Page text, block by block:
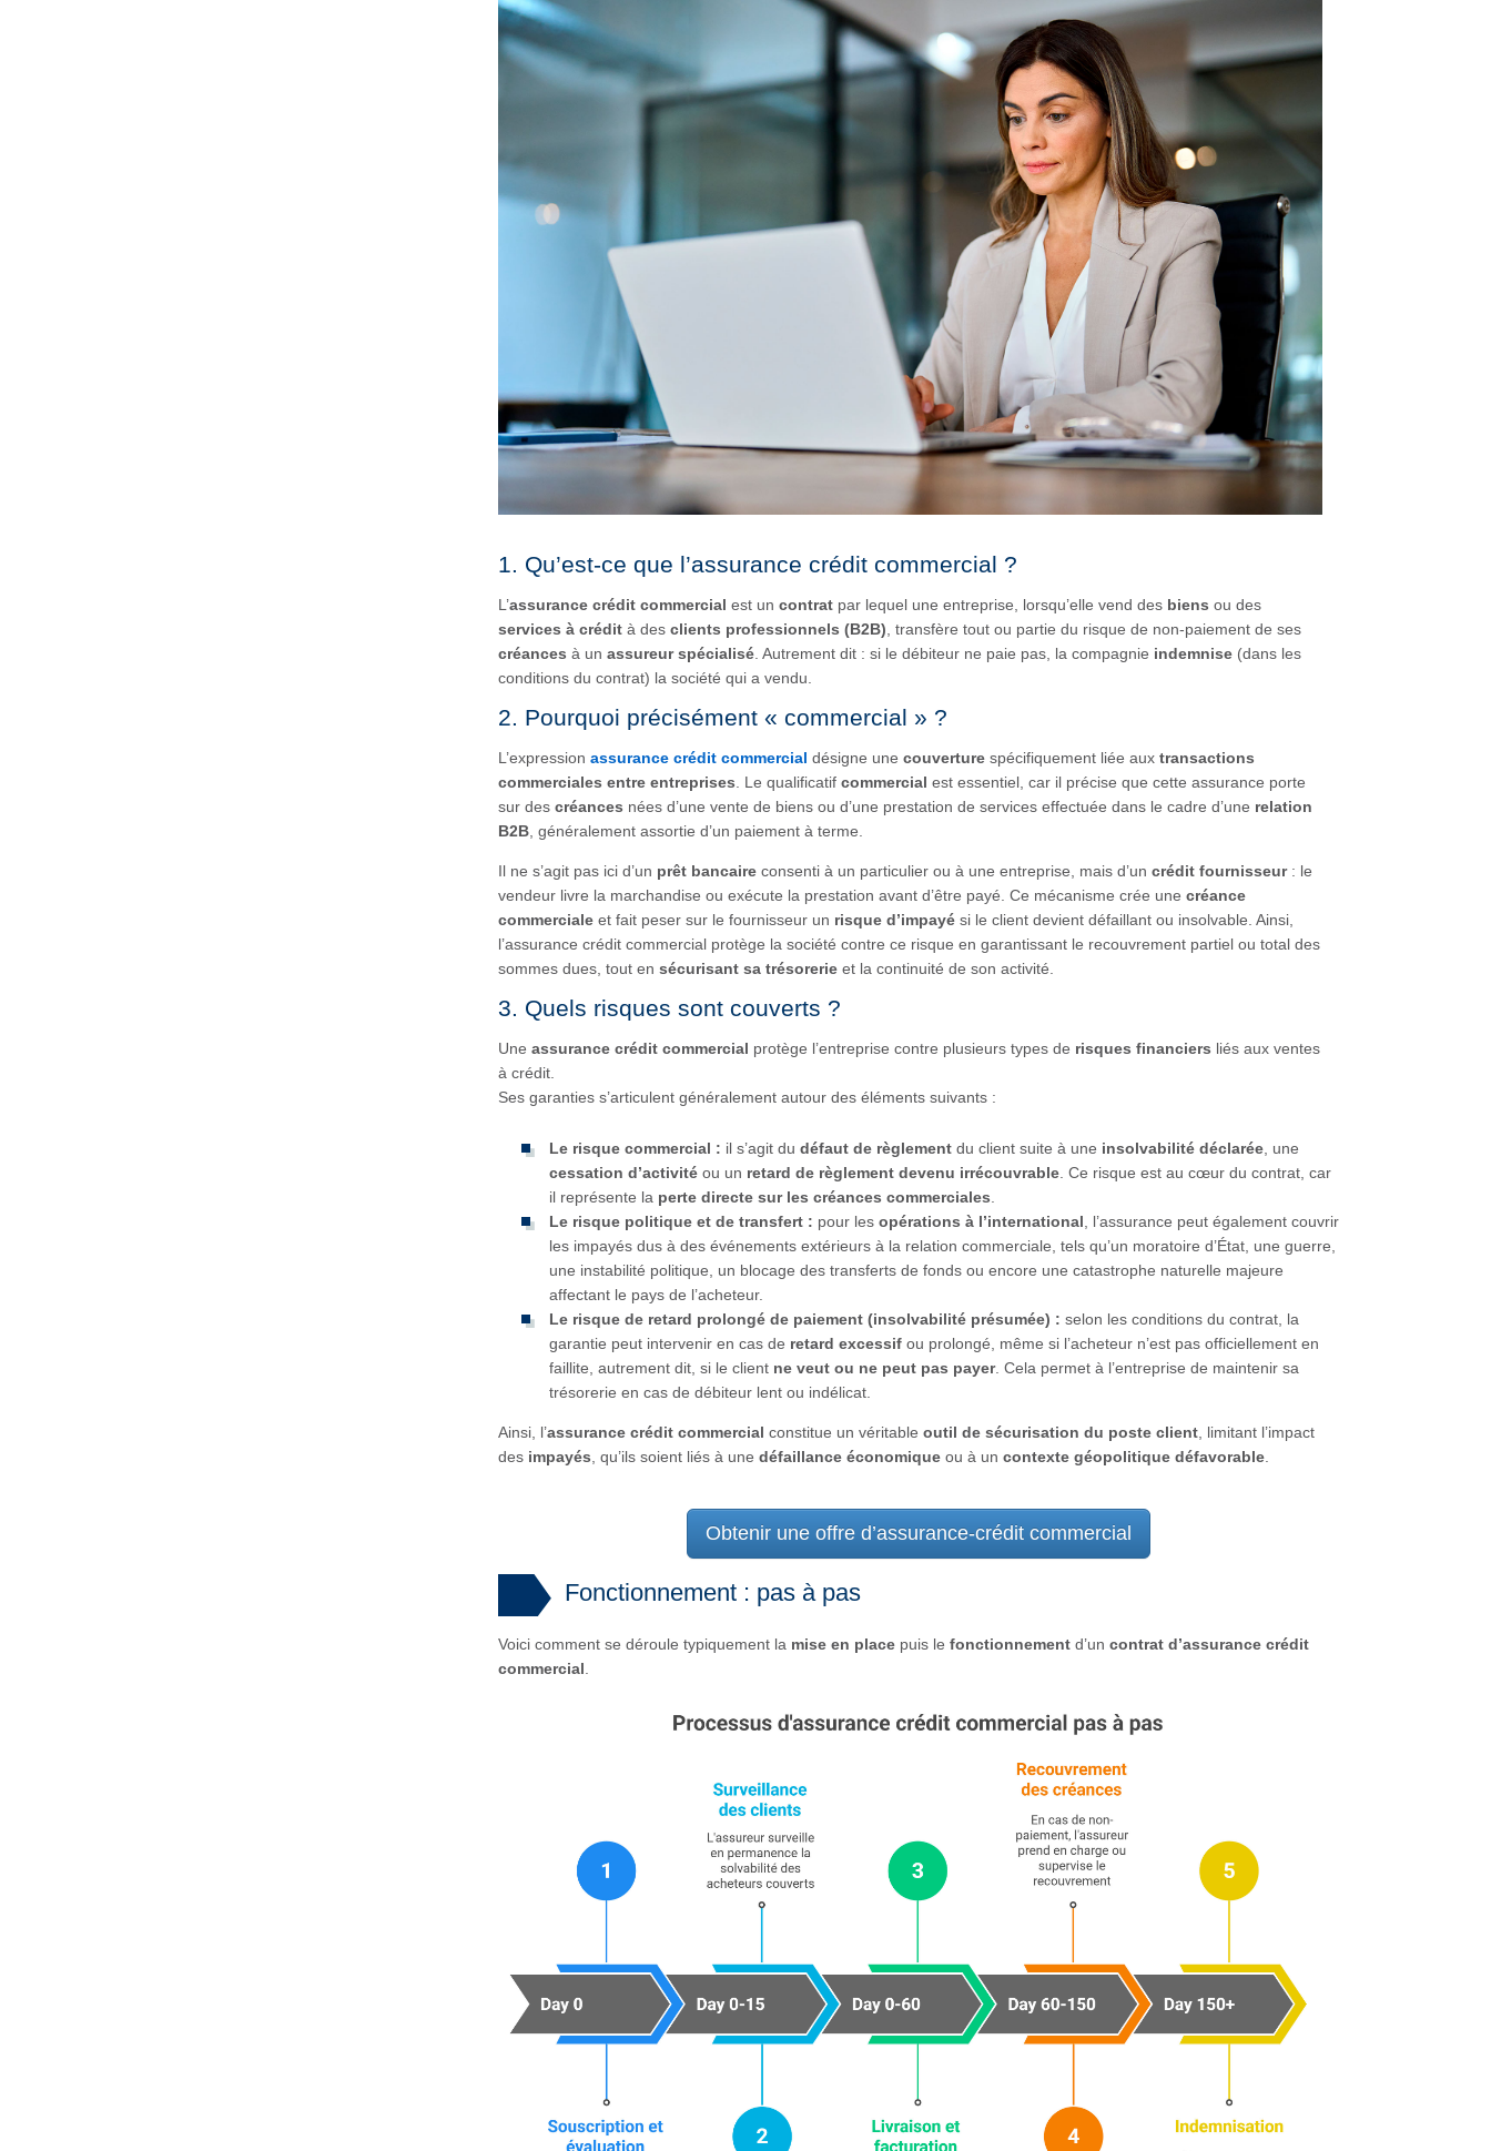
1. Qu’est-ce que l’assurance crédit commercial ?
L’assurance crédit commercial est un contratpar lequel une entreprise, lorsqu’elle vend des biens ou des
services à crédità des clients professionnels (B2B), transfère tout ou partie du risque de non-paiement de ses
créances à un assureur spécialisé. Autrement dit : si le débiteur ne paie pas, la compagnie indemnise(dans les
conditions du contrat) la société qui a vendu.
2. Pourquoi précisément « commercial » ?
L’expression assurance crédit commercial désigne une couverturespécifiquement liée aux transactions
commerciales entre entreprises. Le qualificatif commercial est essentiel, car il précise que cette assurance porte
sur des créances nées d’une vente de biens ou d’une prestation de services effectuée dans le cadre d’une relation
B2B, généralement assortie d’un paiement à terme.
Il ne s’agit pas ici d’un prêt bancaireconsenti à un particulier ou à une entreprise, mais d’un crédit fournisseur: le
vendeur livre la marchandise ou exécute la prestation avant d’être payé. Ce mécanisme crée une créance
commercialeet fait peser sur le fournisseur un risque d’impayési le client devient défaillant ou insolvable. Ainsi,
l’assurance crédit commercial protège la société contre ce risque en garantissant le recouvrement partiel ou total des
sommes dues, tout en sécurisant sa trésorerieet la continuité de son activité.
3. Quels risques sont couverts ?
Une assurance crédit commercial protège l’entreprise contre plusieurs types de risques financiers liés aux ventes
à crédit.
Ses garanties s’articulent généralement autour des éléments suivants :
Le risque commercial : il s’agit du défaut de règlementdu client suite à une insolvabilité déclarée, une
cessation d’activitéou un retard de règlement devenu irrécouvrable. Ce risque est au cœur du contrat, car
il représente la perte directe sur les créances commerciales.
Le risque politique et de transfert : pour les opérations à l’international, l’assurance peut également couvrir
les impayés dus à des événements extérieurs à la relation commerciale, tels qu’un moratoire d’État, une guerre,
une instabilité politique, un blocage des transferts de fonds ou encore une catastrophe naturelle majeure
affectant le pays de l’acheteur.
Le risque de retard prolongé de paiement (insolvabilité présumée) : selon les conditions du contrat, la
garantie peut intervenir en cas de retard excessifou prolongé, même si l’acheteur n’est pas officiellement en
faillite, autrement dit, si le client ne veut ou ne peut pas payer. Cela permet à l’entreprise de maintenir sa
trésorerie en cas de débiteur lent ou indélicat.
Ainsi, l’assurance crédit commercial constitue un véritable outil de sécurisation du poste client, limitant l’impact
des impayés, qu’ils soient liés à une défaillance économiqueou à un contexte géopolitique défavorable.
Obtenir une offre d’assurance-crédit commercial
Fonctionnement : pas à pas
Voici comment se déroule typiquement la mise en placepuis le fonctionnementd’un contrat d’assurance crédit
commercial.